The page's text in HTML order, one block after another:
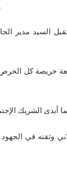
حريصة كل
أبدى الشريك
وثقته في